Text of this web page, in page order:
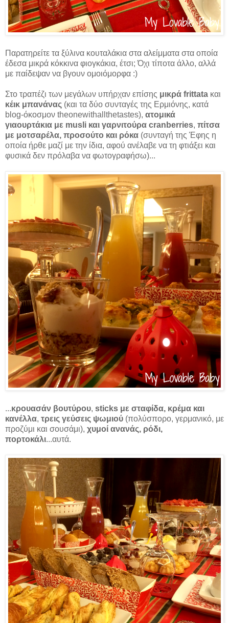
Παρατηρείτε τα ξύλινα κουταλάκια στα αλείμματα στα οποία
έδεσα μικρά κόκκινα φιογκάκια, έτσι; Όχι τίποτα άλλο, αλλά
με παίδεψαν να βγουν ομοιόμορφα :)
Στο τραπέζι των μεγάλων υπήρχαν επίσης μικρά frittata και
κέικ μπανάνας (και τα δύο συνταγές της Ερμιόνης, κατά
blog-όκοσμον theonewithallthetastes), ατομικά
γιαουρτάκια με musli και γαρνιτούρα cranberries, πίτσα
με μοτσαρέλα, προσούτο και ρόκα (συνταγή της Έφης η
οποία ήρθε μαζί με την ίδια, αφού ανέλαβε να τη φτιάξει και
φυσικά δεν πρόλαβα να φωτογραφήσω)...
...κρουασάν βουτύρου, sticks με σταφίδα, κρέμα και
κανέλλα, τρεις γεύσεις ψωμιού (πολύσπορο, γερμανικό, με
προζύμι και σουσάμι), χυμοί ανανάς, ρόδι,
πορτοκάλι...αυτά.